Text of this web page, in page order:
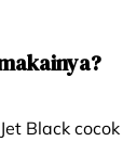
Black